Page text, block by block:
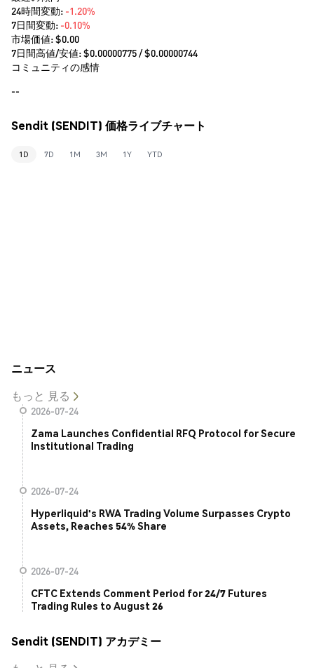
24時間変動: -1.20%
7日間変動: -0.10%
市場価値:$0.00
7日間高値/安値: $0.00000775/ $0.00000744
コミュニティの感情
--
Sendit (SENDIT) 価格ライブチャート
1D 7D 1M 3M 1Y YTD
ニュース
もっと 見る
2026-07-24
Zama Launches Confidential RFQ Protocol for Secure
Institutional Trading
2026-07-24
Hyperliquid's RWA Trading Volume Surpasses Crypto
Assets, Reaches 54% Share
2026-07-24
CFTC Extends Comment Period for 24/7 Futures
Trading Rules to August 26
Sendit (SENDIT) アカデミー